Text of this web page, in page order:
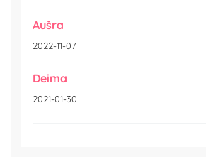
Aušra
2022-11-07
Deima
2021-01-30